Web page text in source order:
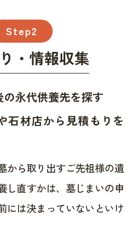
Step2
・情報収集
永代供養先を探す
石材店から見積もりを
から取り出すご先祖様の遺
し直すかは、墓じまいの申
には決まっていないといけ